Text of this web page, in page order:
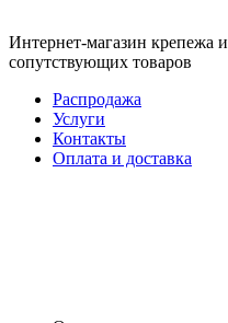
Интернет-магазин крепежа и
сопутствующих товаров
Распродажа
Услуги
Контакты
Оплата и доставка